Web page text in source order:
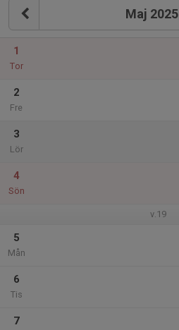
Maj 2025
1
Tor
2
Fre
3
Lör
4
Sön
v.19
5
Mån
6
Tis
7